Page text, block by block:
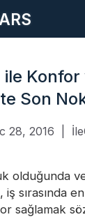
Malzeme
ile Konfor
Son
28, 2016
olduğunda
sırasında
sağlamak